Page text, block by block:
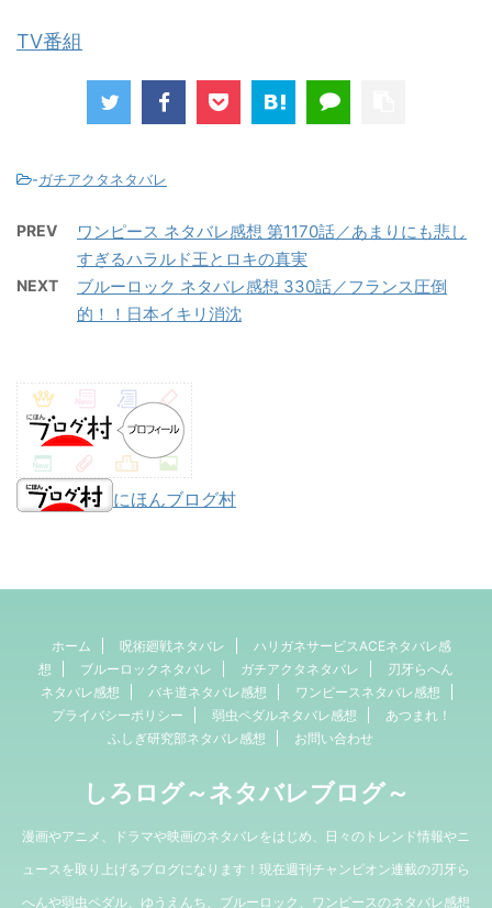
TV番組
-ガチアクタネタバレ
PREV
ワンピース ネタバレ感想 第1170話／あまりにも悲し
すぎるハラルド王とロキの真実
NEXT
ブルーロック ネタバレ感想 330話／フランス圧倒
的！！日本イキリ消沈
にほんブログ村
ホーム 呪術廻戦ネタバレ
ハリガネサービスACEネタバレ感
想
ブルーロックネタバレ ガチアクタネタバレ
刃牙らへん
ネタバレ感想
バキ道ネタバレ感想
ワンピースネタバレ感想
プライバシーポリシー
弱虫ペダルネタバレ感想
あつまれ！
ふしぎ研究部ネタバレ感想
お問い合わせ
しろログ～ネタバレブログ～
漫画やアニメ、ドラマや映画のネタバレをはじめ、日々のトレンド情報やニ
ュースを取り上げるブログになります！現在週刊チャンピオン連載の刃牙ら
へんや弱虫ペダル、ゆうえんち、ブルーロック、ワンピースのネタバレ感想